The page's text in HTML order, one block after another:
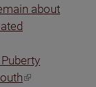
about